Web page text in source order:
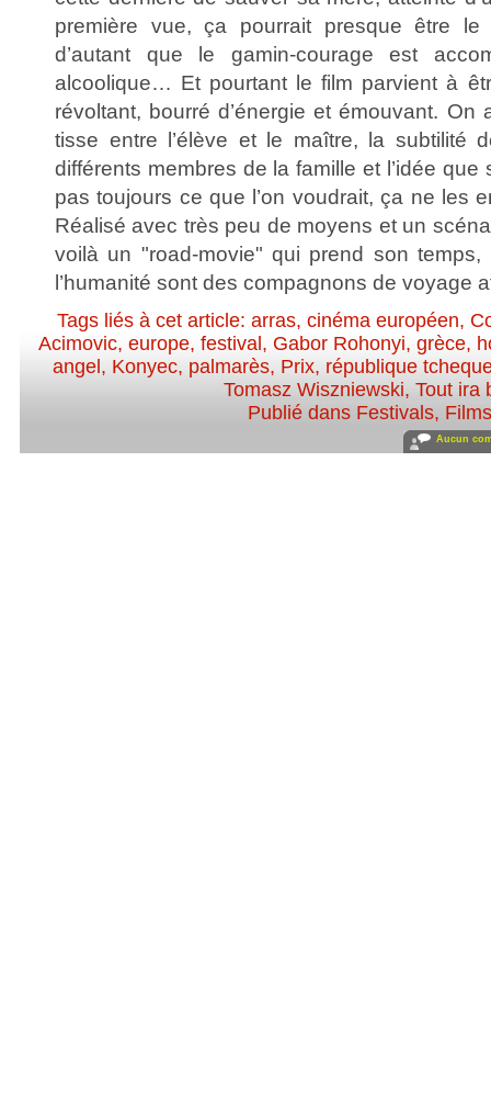
première vue, ça pourrait presque être
d’autant que le gamin-courage est
alcoolique… Et pourtant le film parvient à
révoltant, bourré d’énergie et émouvant. On
tisse entre l’élève et le maître, la subtilité
différents membres de la famille et l’idée
pas toujours ce que l’on voudrait, ça ne les
Réalisé avec très peu de moyens et un
voilà un "road-movie" qui prend son
l’humanité sont des compagnons de voyage
Tags liés à cet article:arras,cinéma européen,
Acimovic, europe, festival , Gabor Rohonyi, grèce,
angel , Konyec, palmarès, Prix, république
Tomasz Wiszniewski, Tout ira
Publié dans Festivals,
Aucun